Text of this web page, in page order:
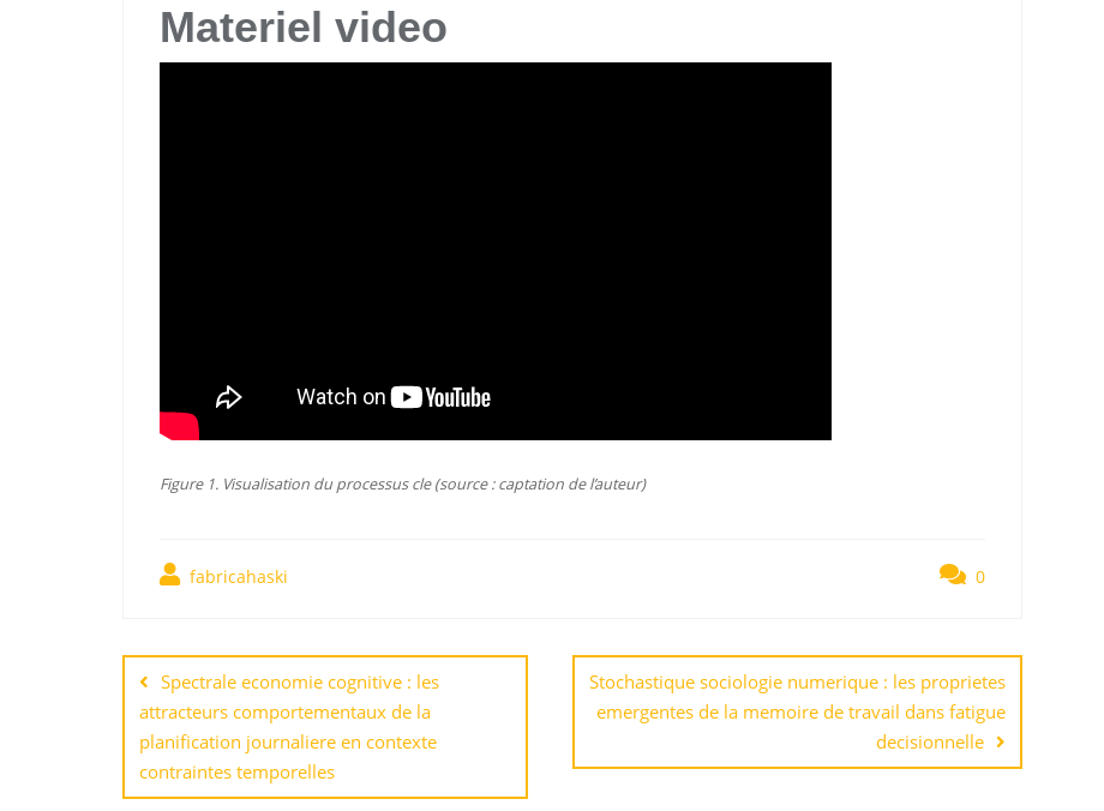
Materiel video
Figure 1. Visualisation du processus cle (source : captation de l’auteur)
fabricahaski 0
по
записям
Spectrale economie cognitive : les
attracteurs comportementaux de la
planification journaliere en contexte
contraintes temporelles
Stochastique sociologie numerique : les proprietes
emergentes de la memoire de travail dans fatigue
decisionnelle